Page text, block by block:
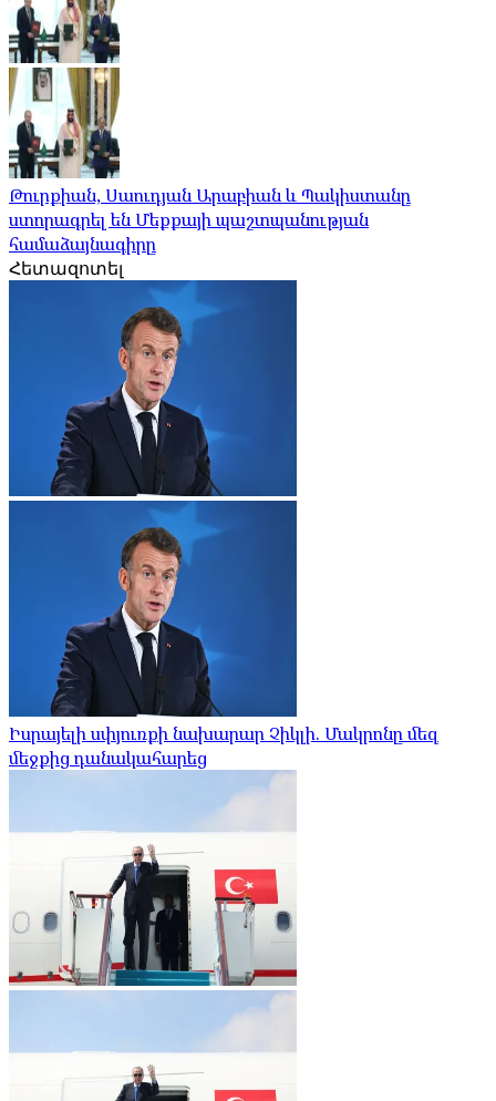
Թուրքիան, Սաուդյան Արաբիան և Պակիստանը
ստորագրել են Մեքքայի պաշտպանության
համաձայնագիրը
Հետազոտել
Իսրայելի սփյուռքի նախարար Չիկլի. Մակրոնը մեզ
մեջքից դանակահարեց